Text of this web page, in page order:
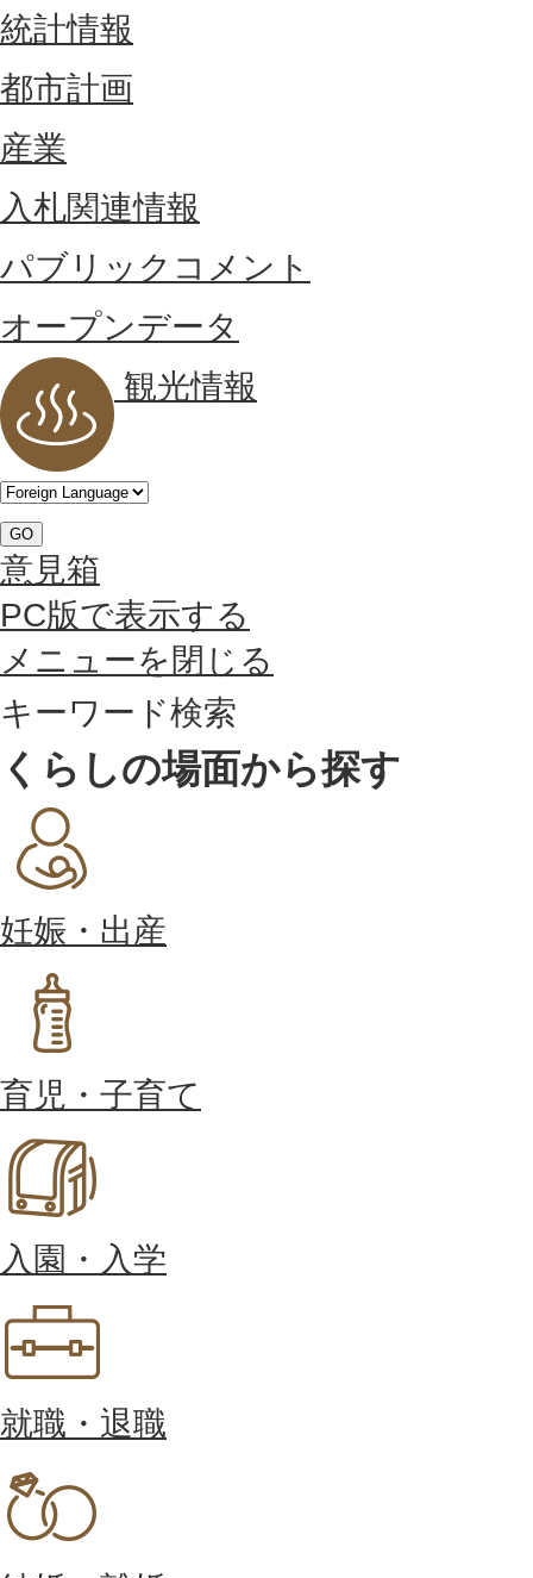
統計情報
都市計画
産業
入札関連情報
パブリックコメント
オープンデータ
観光情報
GO
意見箱
PC版で表示する
メニューを閉じる
キーワード検索
くらしの場面から探す
妊娠・出産
育児・子育て
入園・入学
就職・退職